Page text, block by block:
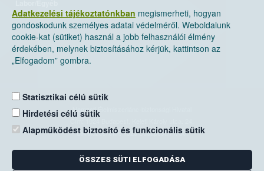
Adatkezelési tájékoztatónkban megismerheti, hogyan
gondoskodunk személyes adatai védelméről. Weboldalunk
cookie-kat (sütiket) használ a jobb felhasználói élmény
érdekében, melynek biztosításához kérjük, kattintson az
„Elfogadom” gombra.
Statisztikai célú sütik
Hirdetési célú sütik
Alapműködést biztosító és funkcionális sütik
ÖSSZES SÜTI ELFOGADÁSA
Nemzeti Élelmiszerlánc-biztonsági Hivatal
Levelezési cím: 1525 Budapest. Pf. 30.
E-mail:ugyfelszolgalat@nebih.gov.hu